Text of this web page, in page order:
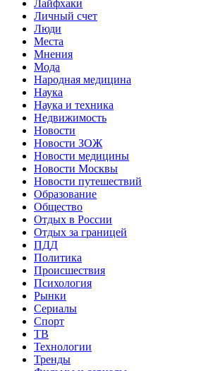
Лайфхаки
Личный счет
Люди
Места
Мнения
Мода
Народная медицина
Наука
Наука и техника
Недвижимость
Новости
Новости ЗОЖ
Новости медицины
Новости Москвы
Новости путешествий
Образование
Общество
Отдых в России
Отдых за границей
ПДД
Политика
Происшествия
Психология
Рынки
Сериалы
Спорт
ТВ
Технологии
Тренды